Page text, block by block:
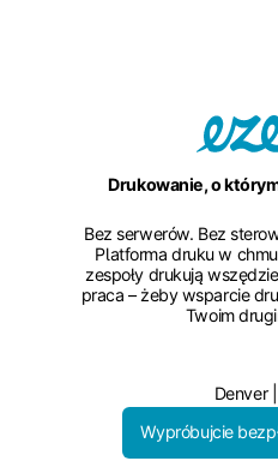
Drukowanie, o
Bez serwerów. Bez
Platforma druku w
zespoły drukują
praca – żeby wsparcie
Twoim
Denver
Wypróbujcie